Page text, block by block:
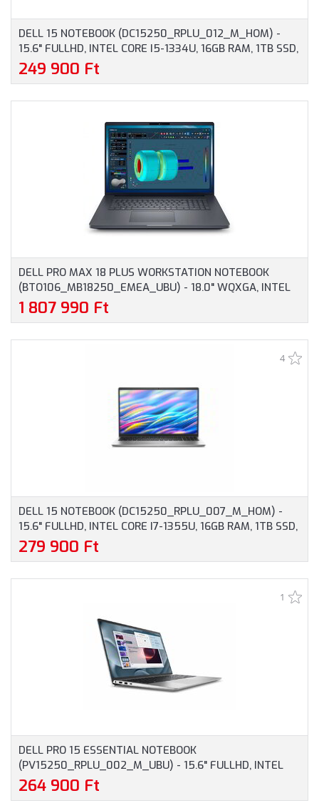
DELL 15 NOTEBOOK (DC15250_RPLU_012_M_HOM) -
15.6" FULLHD, INTEL CORE I5-1334U, 16GB RAM, 1TB SSD,
MAGYAR BILLENTYŰZET, WINDOWS 11 HOME, 3 ÉV
GARANCIA, EZÜST SZÍNBEN
249 900 Ft
DELL PRO MAX 18 PLUS WORKSTATION NOTEBOOK
(BTO106_MB18250_EMEA_UBU) - 18.0" WQXGA, INTEL
CORE ULTRA 9-285HX, 32GB RAM, 1TB SSD, NVIDIA RTX
PRO 3000 BLACKWELL 12GB, MAGYAR BILLENTYŰZET,
1 807 990 Ft
4
DELL 15 NOTEBOOK (DC15250_RPLU_007_M_HOM) -
15.6" FULLHD, INTEL CORE I7-1355U, 16GB RAM, 1TB SSD,
MAGYAR BILLENTYŰZET, WINDOWS 11 HOME, 3 ÉV
GARANCIA, EZÜST SZÍNBEN
279 900 Ft
1
DELL PRO 15 ESSENTIAL NOTEBOOK
(PV15250_RPLU_002_M_UBU) - 15.6" FULLHD, INTEL
CORE I7-1355U, 16GB RAM, 512GB SSD, MAGYAR
BILLENTYŰZET, OPERÁCIÓS RENDSZER NÉLKÜL, 3 ÉV
264 900 Ft